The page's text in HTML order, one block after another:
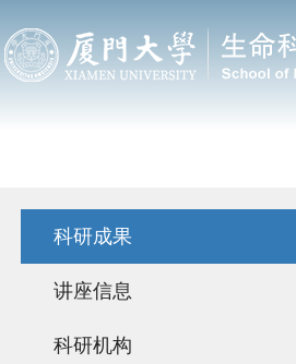
科研成果
讲座信息
科研机构